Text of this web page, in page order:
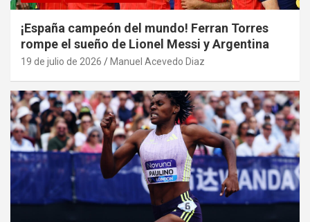
¡España campeón del mundo! Ferran Torres
rompe el sueño de Lionel Messi y Argentina
19 de julio de 2026 Manuel Acevedo Diaz